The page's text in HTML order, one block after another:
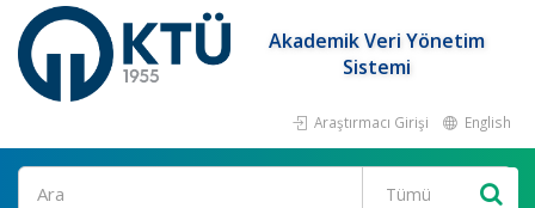
Akademik Veri Yönetim
Sistemi
Araştırmacı Girişi English
Ara